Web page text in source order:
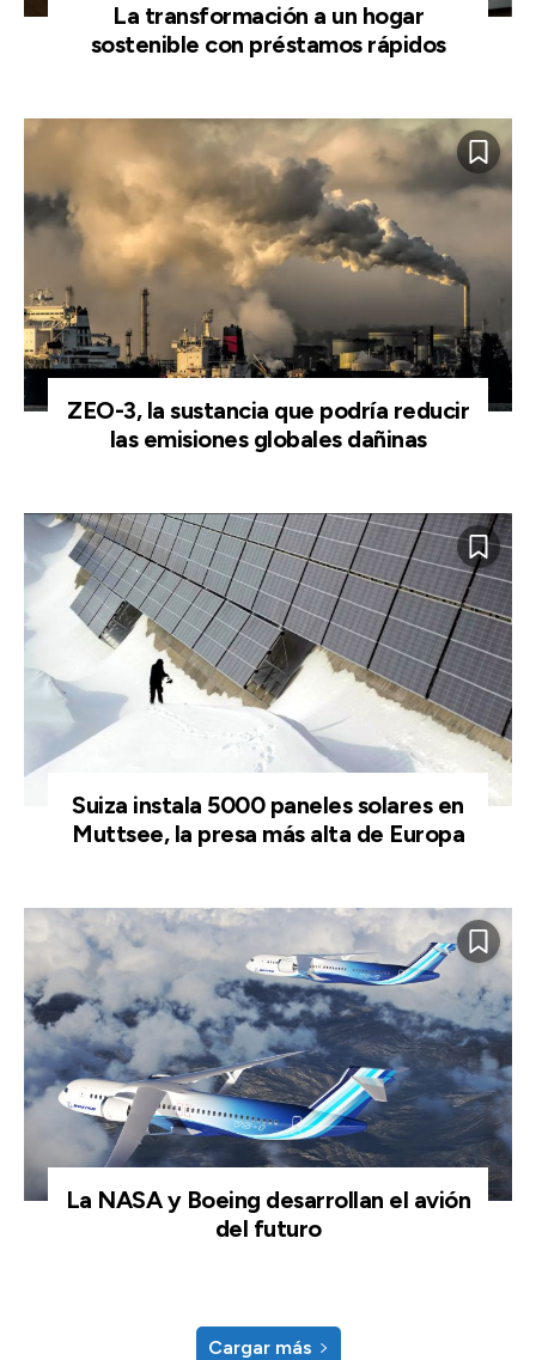
La transformación a un hogar
sostenible con préstamos rápidos
ZEO-3, la sustancia que podría reducir
las emisiones globales dañinas
Suiza instala 5000 paneles solares en
Muttsee, la presa más alta de Europa
La NASA y Boeing desarrollan el avión
del futuro
Cargar más